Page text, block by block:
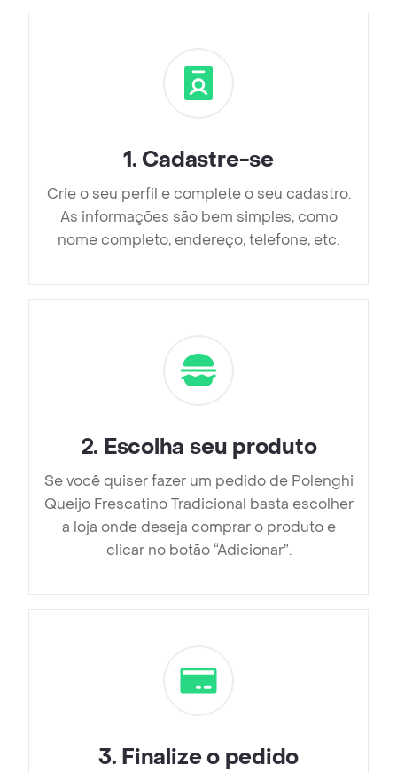
1. Cadastre-se
Crie o seu perfil e complete o seu cadastro.
As informações são bem simples, como
nome completo, endereço, telefone, etc.
2. Escolha seu produto
Se você quiser fazer um pedido de Polenghi
Queijo Frescatino Tradicional basta escolher
a loja onde deseja comprar o produto e
clicar no botão “Adicionar”.
3. Finalize o pedido